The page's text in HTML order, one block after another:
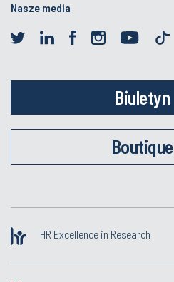
Nasze media
Biuletyn
Boutique
HR Excellence in Research